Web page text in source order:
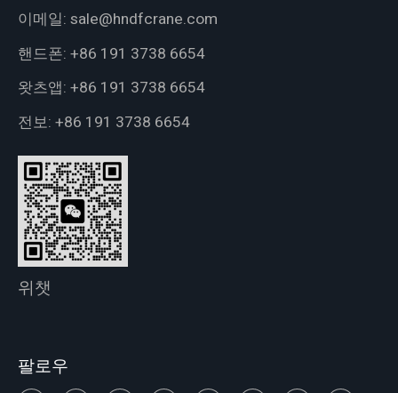
이메일: sale@hndfcrane.com
핸드폰: +86 191 3738 6654
왓츠앱: +86 191 3738 6654
전보: +86 191 3738 6654
위챗
팔로우